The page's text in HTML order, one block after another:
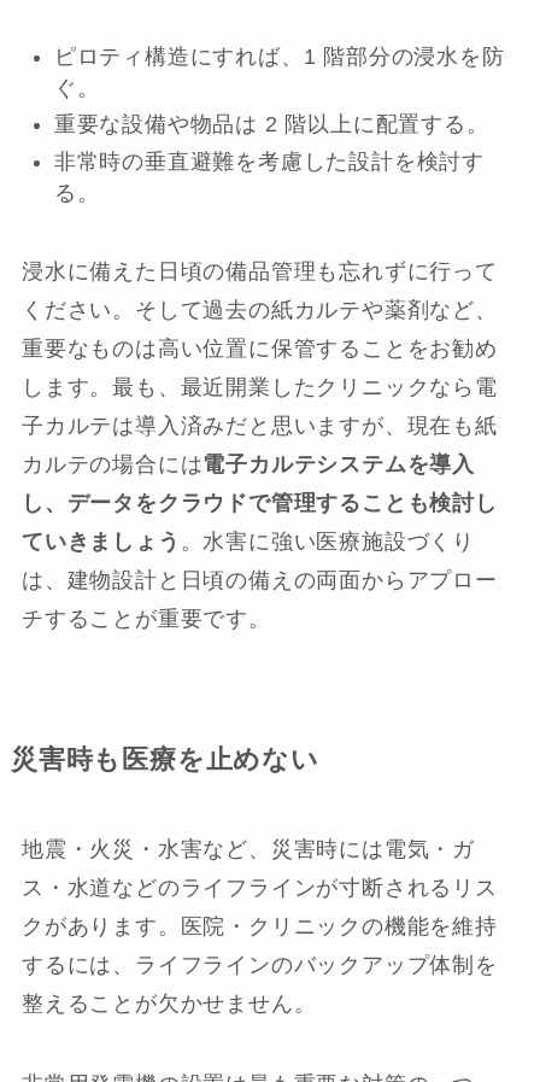
ピロティ構造にすれば、1 階部分の浸水を防
ぐ。
重要な設備や物品は 2 階以上に配置する。
非常時の垂直避難を考慮した設計を検討す
る。
浸水に備えた日頃の備品管理も忘れずに行って
ください。そして過去の紙カルテや薬剤など、
重要なものは高い位置に保管することをお勧め
します。最も、最近開業したクリニックなら電
子カルテは導入済みだと思いますが、現在も紙
カルテの場合には電子カルテシステムを導入
し、データをクラウドで管理することも検討し
ていきましょう 。水害に強い医療施設づくり
は、建物設計と日頃の備えの両面からアプロー
チすることが重要です。
災害時も医療を止めない
地震・火災・水害など、災害時には電気・ガ
ス・水道などのライフラインが寸断されるリス
クがあります。医院・クリニックの機能を維持
するには、ライフラインのバックアップ体制を
整えることが欠かせません。